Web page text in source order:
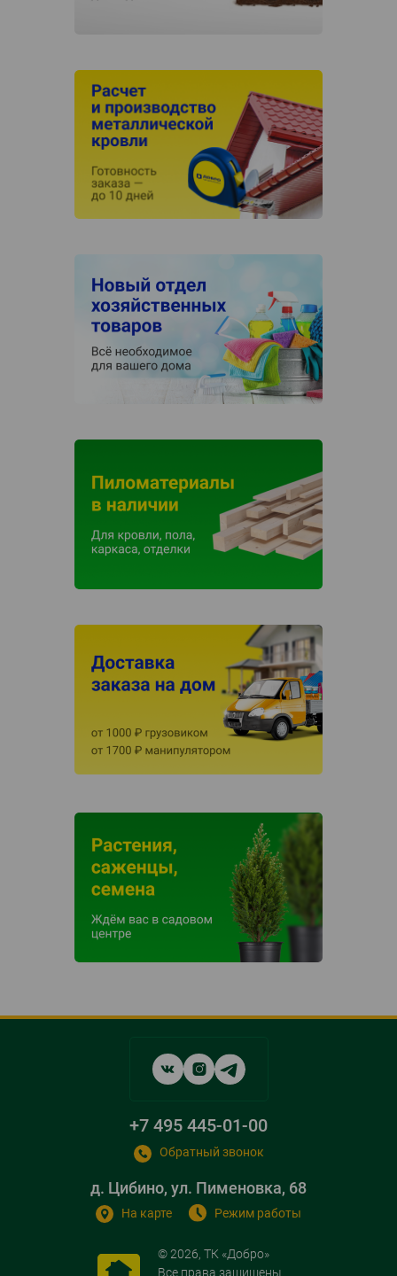
© 2026, ТК «Добро»
Все права защищены
д. Цибино, ул. Пименовка, 68
На карте Режим работы
+7 495 445-01-00
Обратный звонок